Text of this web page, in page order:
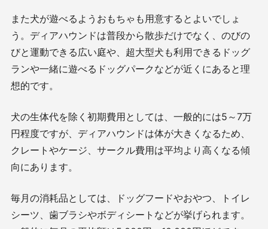
また犬が遊べるようおもちゃも用意するとよいでしょ
う。ディアハウンドは普段から散歩だけでなく、のびの
びと運動できる広い庭や、超大型犬も利用できるドッグ
ランや一緒に遊べるドッグパークなどが近くにあると理
想的です。
犬の生体代を除く初期費用としては、一般的には5～7万
円程度ですが、ディアハウンドは体が大きくなるため、
クレートやケージ、サークル費用は平均より高くなる傾
向にあります。
毎月の消耗品としては、ドッグフードやおやつ、トイレ
シーツ、歯ブラシやボディシートなどが挙げられます。